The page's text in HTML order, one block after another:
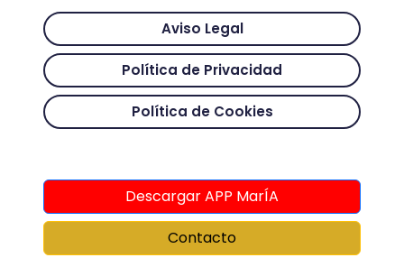
Aviso Legal
Política de Privacidad
Política de Cookies
Descargar APP MarÍA
Contacto